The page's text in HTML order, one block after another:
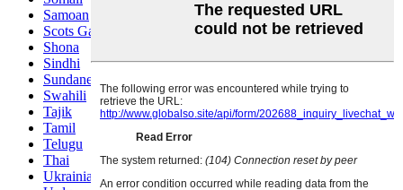
Samoan
Scots Gaelic
Shona
Sindhi
Sundanese
Swahili
Tajik
Tamil
Telugu
Thai
Ukrainian